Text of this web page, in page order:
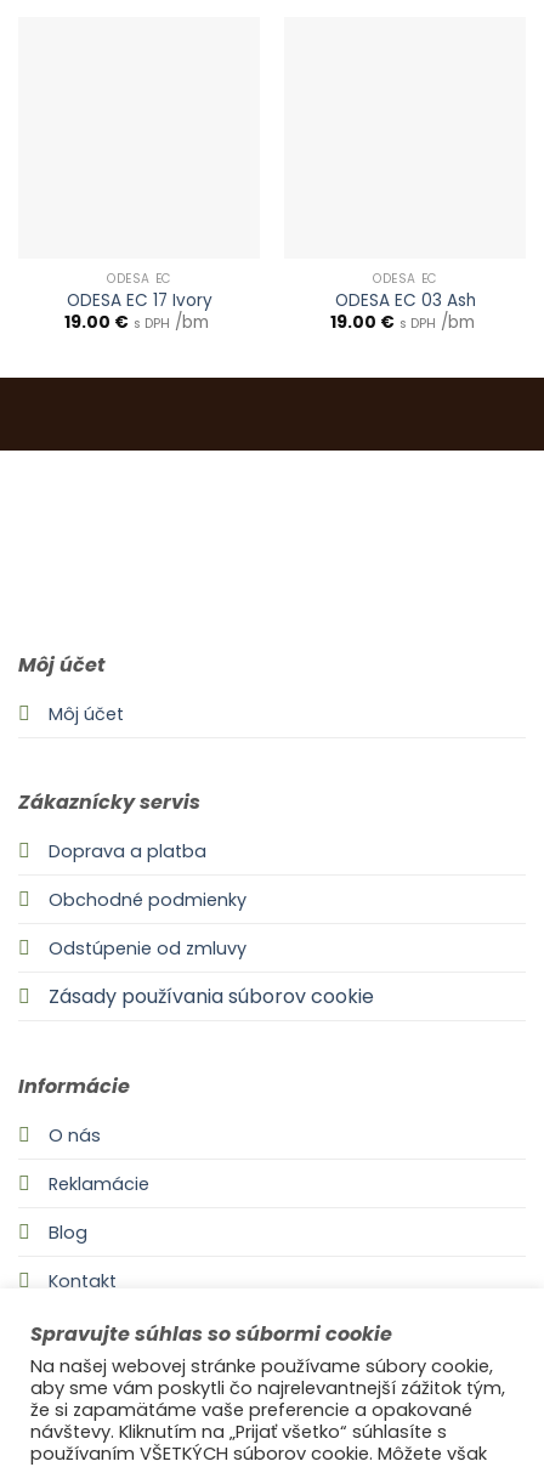
ODESA EC
ODESA EC 17 Ivory
19.00 € s DPH /bm
ODESA EC
ODESA EC 03 Ash
19.00 € s DPH /bm
Môj účet
Môj účet
Zákaznícky servis
Doprava a platba
Obchodné podmienky
Odstúpenie od zmluvy
Zásady používania súborov cookie
Informácie
O nás
Reklamácie
Blog
Kontakt
Spravujte súhlas so súbormi cookie
Na našej webovej stránke používame súbory cookie,
aby sme vám poskytli čo najrelevantnejší zážitok tým,
že si zapamätáme vaše preferencie a opakované
návštevy. Kliknutím na „Prijať všetko“ súhlasíte s
používaním VŠETKÝCH súborov cookie. Môžete však